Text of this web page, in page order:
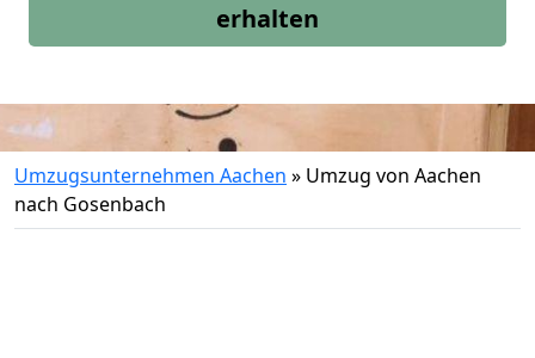
erhalten
Umzugsunternehmen Aachen » Umzug von Aachen
nach Gosenbach